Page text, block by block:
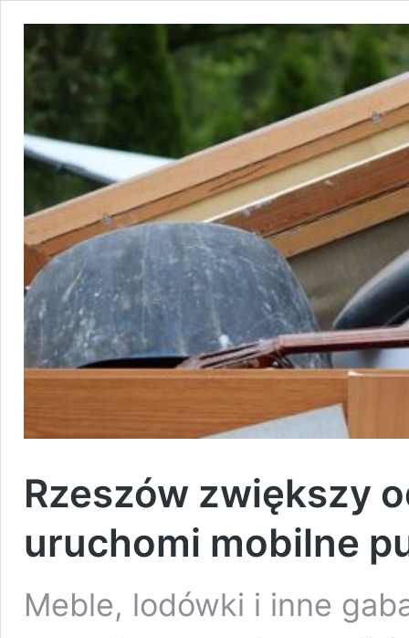
Rzeszów zwiększy
uruchomi mobilne
Meble, lodówki i inne